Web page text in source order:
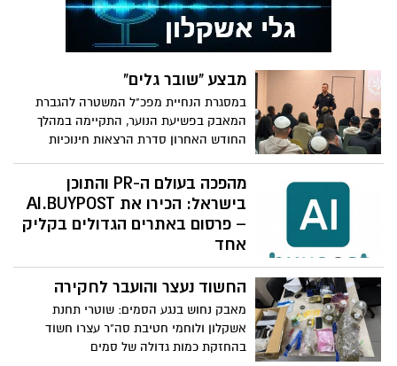
שקלים בשנה רק באמצעות החלפת חלק
מהמוצרים למותגים פרטיים?
מבצע "שובר גלים"
במסגרת הנחיית מפכ"ל המשטרה להגברת
המאבק בפשיעת הנוער, התקיימה במהלך
החודש האחרון סדרת הרצאות חינוכיות
אשקלון, כחלק מפעילות משותפת של משרד
הנוער אשקלון וגורמי אכיפת החוק
מהפכה בעולם ה-PR והתוכן
בישראל: הכירו את AI.BUYPOST
– פרסום באתרים הגדולים בקליק
אחד
חוקי המשחק בעולם יחסי הציבור, ה-SEO
והתוכן השיווקי בישראל משתנים. מערכת
AI.BUYPOST החדשה הושקה היום ומבטיחה
לעשות סוף לתהליכים הארוכים והמסורבלים,
ולאפשר לכל מותג לפרסם תוכן באתרי
החשוד נעצר והועבר לחקירה
מאבק נחוש בנגע הסמים: שוטרי תחנת
אשקלון ולוחמי חטיבת סה"ר עצרו חשוד
בהחזקת כמות גדולה של סמים